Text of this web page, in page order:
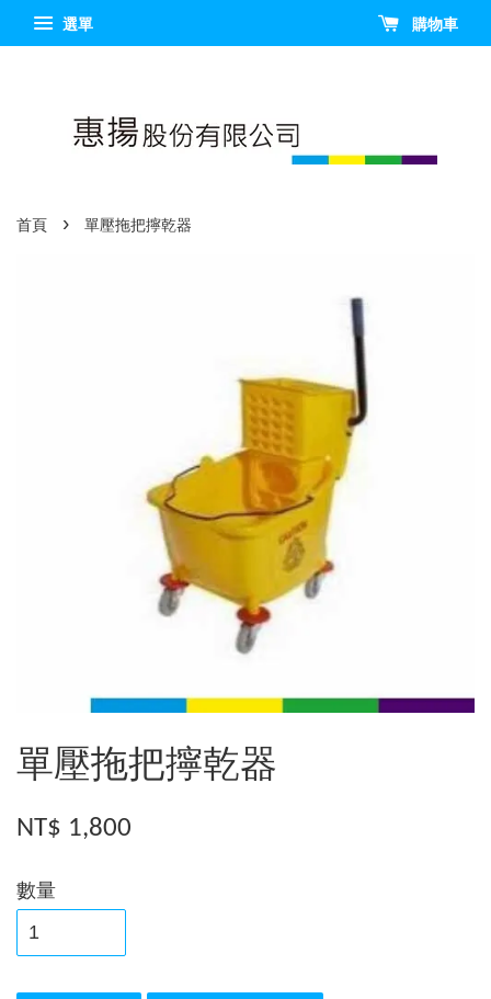
選單 購物車
首頁 › 單壓拖把擰乾器
單壓拖把擰乾器
NT$ 1,800
數量